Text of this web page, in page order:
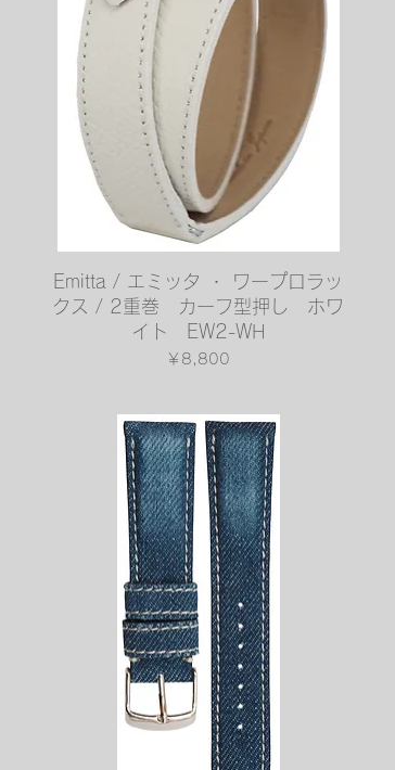
クイックビュー
Emitta / エミッタ ・ ワープロラッ
クス / 2重巻 カーフ型押し ホワ
イト EW2-WH
価格
￥8,800